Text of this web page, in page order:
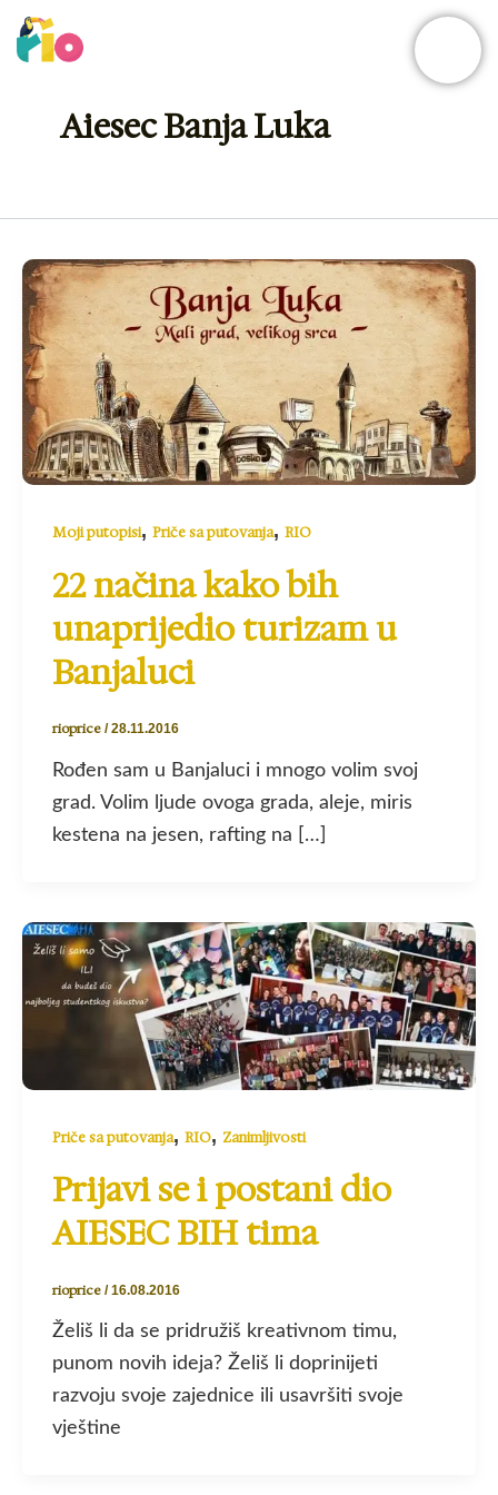
Skip
to
Aiesec Banja Luka
Moji putopisi, Priče sa putovanja, RIO
22 načina kako bih
unaprijedio turizam u
Banjaluci
rioprice /28.11.2016
Rođen sam u Banjaluci i mnogo volim svoj
grad. Volim ljude ovoga grada, aleje, miris
kestena na jesen, rafting na […]
Priče sa putovanja, RIO, Zanimljivosti
Prijavi se i postani dio
AIESEC BIH tima
rioprice /16.08.2016
Želiš li da se pridružiš kreativnom timu,
punom novih ideja? Želiš li doprinijeti
razvoju svoje zajednice ili usavršiti svoje
vještine